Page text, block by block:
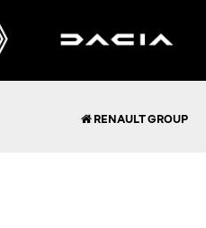
RENAULT GROUP